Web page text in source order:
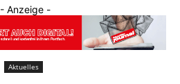
- Anzeige -
Aktuelles